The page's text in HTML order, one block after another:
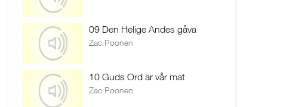
09 Den Helige Andes gåva
Zac Poonen
10 Guds Ord är vår mat
Zac Poonen